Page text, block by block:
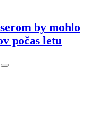
by mohlo
počas letu